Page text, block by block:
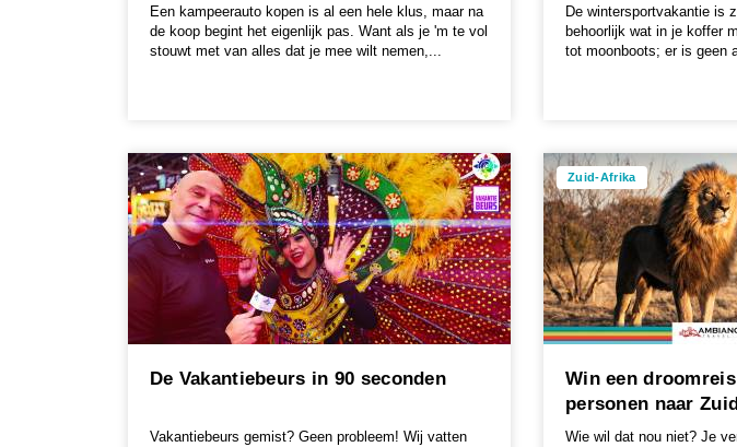
Een kampeerauto kopen is al een hele klus, maar na
de koop begint het eigenlijk pas. Want als je 'm te vol
stouwt met van alles dat je mee wilt nemen,...
De wintersportvakantie is
behoorlijk wat in je koffer
tot moonboots; er is geen
De Vakantiebeurs in 90 seconden
Vakantiebeurs gemist? Geen probleem! Wij vatten
Zuid-Afrika
Win een
personen naar
Wie wil dat nou niet? Je